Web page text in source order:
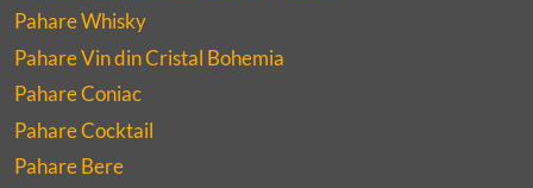
Pahare Whisky
Pahare Vin din Cristal Bohemia
Pahare Coniac
Pahare Cocktail
Pahare Bere